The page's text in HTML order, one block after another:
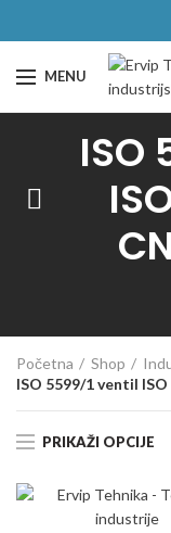
MENU
ISO
Početna Shop
ISO 5599/1 ventil
PRIKAŽI OPCIJE